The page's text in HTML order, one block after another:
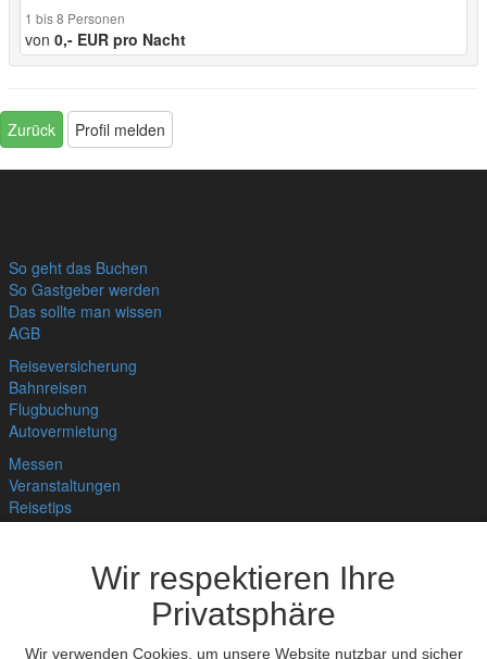
Wir respektieren Ihre
Privatsphäre
Wir verwenden Cookies, um unsere Website nutzbar und sicher
1 bis 8 Personen
von 0,- EUR pro Nacht
Zurück Profil melden
So geht das Buchen
So Gastgeber werden
Das sollte man wissen
AGB
Reiseversicherung
Bahnreisen
Flugbuchung
Autovermietung
Messen
Veranstaltungen
Reisetips
Links
Bnb für Deine Website
Hygienekonzept